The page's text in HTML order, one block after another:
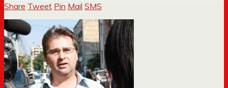
Share Tweet Pin Mail SMS